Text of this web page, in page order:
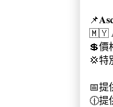
📌
🇲🇾
💲價
💢特
📅提
🕧提